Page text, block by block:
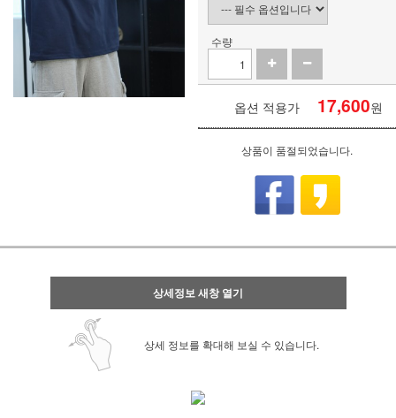
수량
옵션 적용가 17,600원
상품이 품절되었습니다.
상세정보 새창 열기
상세 정보를 확대해 보실 수 있습니다.